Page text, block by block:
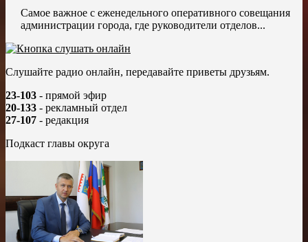
Самое важное с еженедельного оперативного совещания
администрации города, где руководители отделов...
Слушайте радио онлайн, передавайте приветы друзьям.
23-103 - прямой эфир
20-133 - рекламный отдел
27-107 - редакция
Подкаст главы округа